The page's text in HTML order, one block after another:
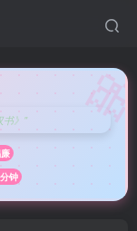
》"
分钟